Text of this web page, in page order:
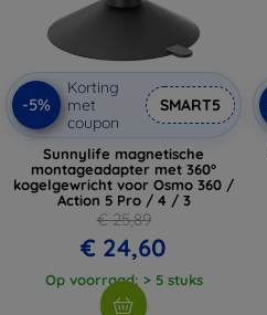
-5%
Korting
met
coupon
SMART5
Sunnylife magnetische
montageadapter met 360°
kogelgewricht voor Osmo 360 /
Action 5 Pro / 4 / 3
€ 25,89
€ 24,60
Op voorraad: > 5 stuks